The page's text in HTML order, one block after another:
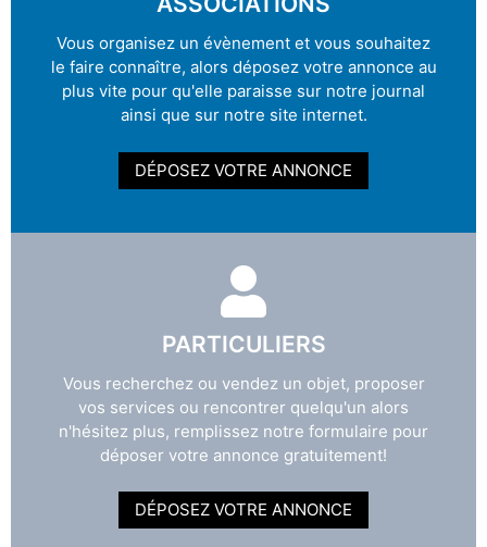
Vous organisez un évènement et vous souhaitez
le faire connaître, alors déposez votre annonce au
plus vite pour qu'elle paraisse sur notre journal
ainsi que sur notre site internet.
DÉPOSEZ VOTRE ANNONCE
PARTICULIERS
Vous recherchez ou vendez un objet, proposer
vos services ou rencontrer quelqu'un alors
n'hésitez plus, remplissez notre formulaire pour
déposer votre annonce gratuitement!
DÉPOSEZ VOTRE ANNONCE